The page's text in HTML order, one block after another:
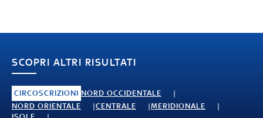
SCOPRI ALTRI RISULTATI
CIRCOSCRIZIONI NORD OCCIDENTALE
NORD ORIENTALE
CENTRALE
MERIDIONALE